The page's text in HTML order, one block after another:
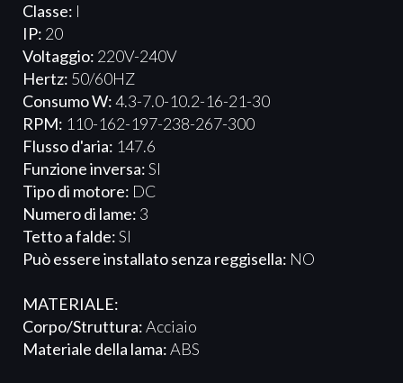
Classe: I
IP: 20
Voltaggio: 220V-240V
Hertz: 50/60HZ
Consumo W:4.3-7.0-10.2-16-21-30
RPM: 110-162-197-238-267-300
Flusso d'aria: 147.6
Funzione inversa:SI
Tipo di motore: DC
Numero di lame: 3
Tetto a falde:SI
Può essere installato senza reggisella: NO
MATERIALE:
Corpo/Struttura:Acciaio
Materiale della lama:ABS